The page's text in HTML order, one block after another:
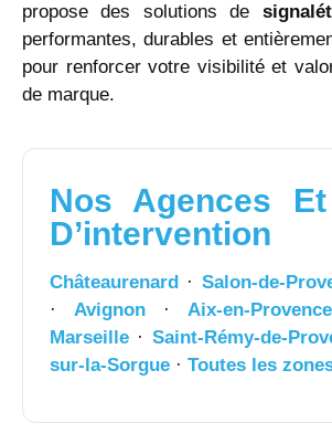
propose des solutions de
performantes, durables et
pour renforcer votre visibilité et
de marque.
Nos Agences
D’intervention
Châteaurenard · Salon-de-
· Avignon · Aix-en-Provence
Marseille · Saint-Rémy-de-
sur-la-Sorgue · Toutes les